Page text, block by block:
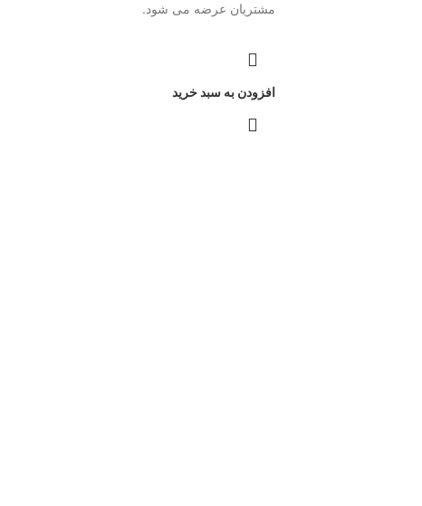
مشتریان عرضه می شود.
افزودن به سبد خرید